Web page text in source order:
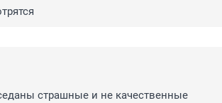
страшные и не качественные